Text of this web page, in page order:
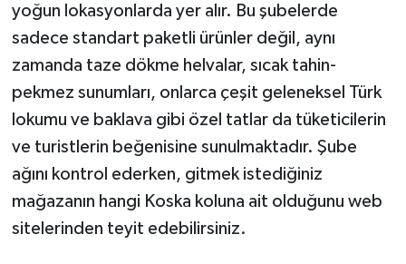
yoğun lokasyonlarda yer alır. Bu şubelerde
sadece standart paketli ürünler değil, aynı
zamanda taze dökme helvalar, sıcak tahin-
pekmez sunumları, onlarca çeşit geleneksel Türk
lokumu ve baklava gibi özel tatlar da tüketicilerin
ve turistlerin beğenisine sunulmaktadır. Şube
ağını kontrol ederken, gitmek istediğiniz
mağazanın hangi Koska koluna ait olduğunu web
sitelerinden teyit edebilirsiniz.